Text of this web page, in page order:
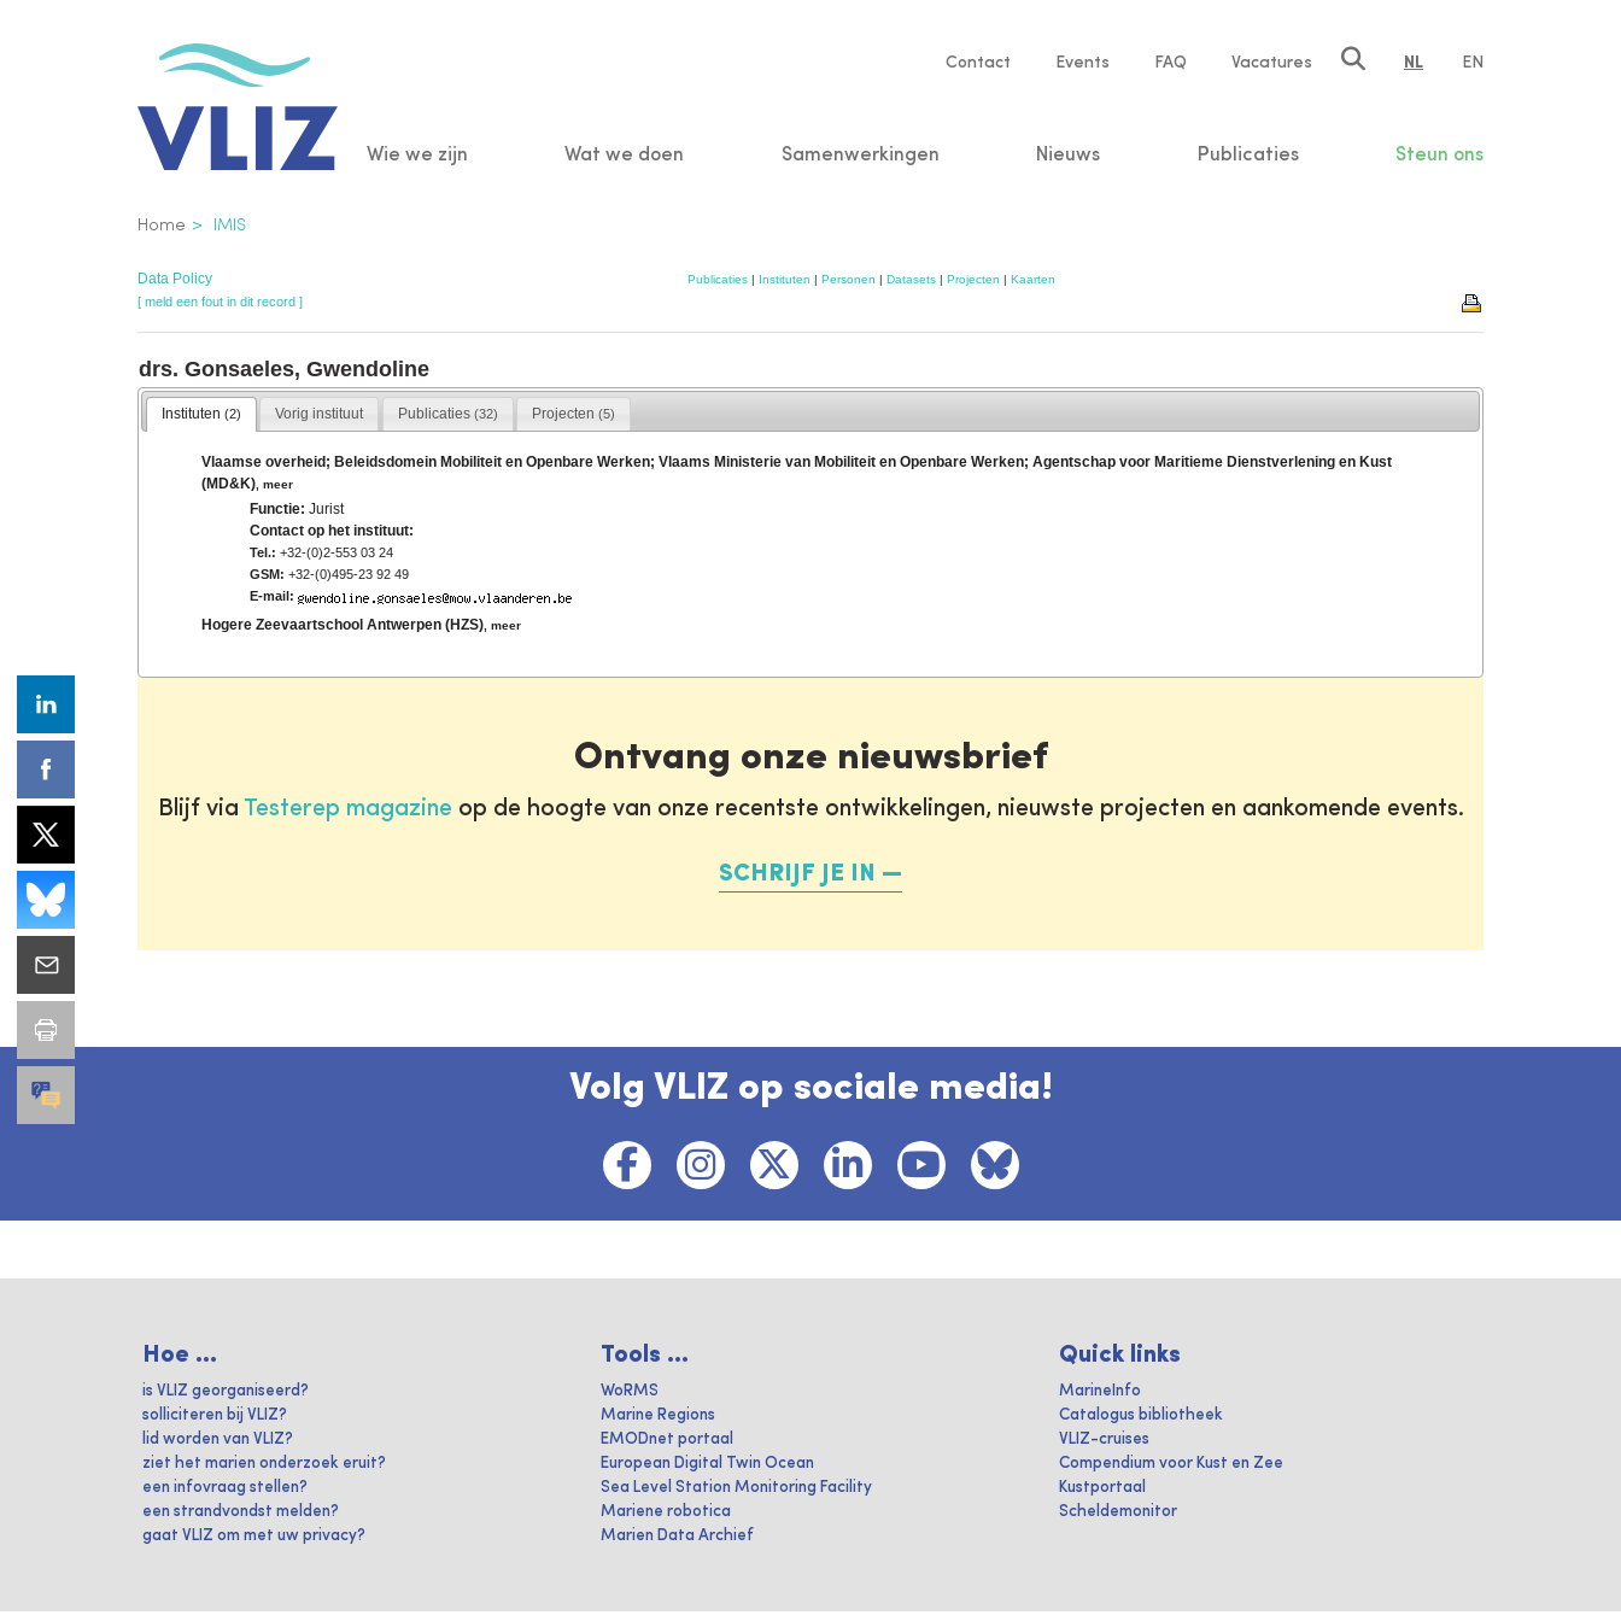
Service
Contact Events FAQ Vacatures NL EN
Main
Wie we zijn Wat we doen Samenwerkingen Nieuws Publicaties Steun ons
Kruimelpad
Home IMIS
Data Policy Publicaties| Instituten | Personen | Datasets| Projecten | Kaarten
[ meld een fout in dit record ]
drs. Gonsaeles, Gwendoline
Instituten (2) Vorig instituut Publicaties (32) Projecten (5)
Vlaamse overheid; Beleidsdomein Mobiliteit en Openbare Werken; Vlaams Ministerie van Mobiliteit en Openbare Werken; Agentschap voor Maritieme Dienstverlening en Kust
(MD&K) ,meer
Functie:Jurist
Contact op het instituut:
Tel.: +32-(0)2-553 03 24
GSM: +32-(0)495-23 92 49
E-mail:
Hogere Zeevaartschool Antwerpen (HZS) ,meer
Ontvang onze nieuwsbrief
Blijf via Testerep magazine op de hoogte van onze recentste ontwikkelingen, nieuwste projecten en aankomende events.
SCHRIJF JE IN
Volg VLIZ op sociale media!
Hoe ...
is VLIZ georganiseerd?
solliciteren bij VLIZ?
lid worden van VLIZ?
ziet het marien onderzoek eruit?
een infovraag stellen?
een strandvondst melden?
gaat VLIZ om met uw privacy?
Tools ...
WoRMS
Marine Regions
EMODnet portaal
European Digital Twin Ocean
Sea Level Station Monitoring Facility
Mariene robotica
Marien Data Archief
Quick links
MarineInfo
Catalogus bibliotheek
VLIZ-cruises
Compendium voor Kust en Zee
Kustportaal
Scheldemonitor